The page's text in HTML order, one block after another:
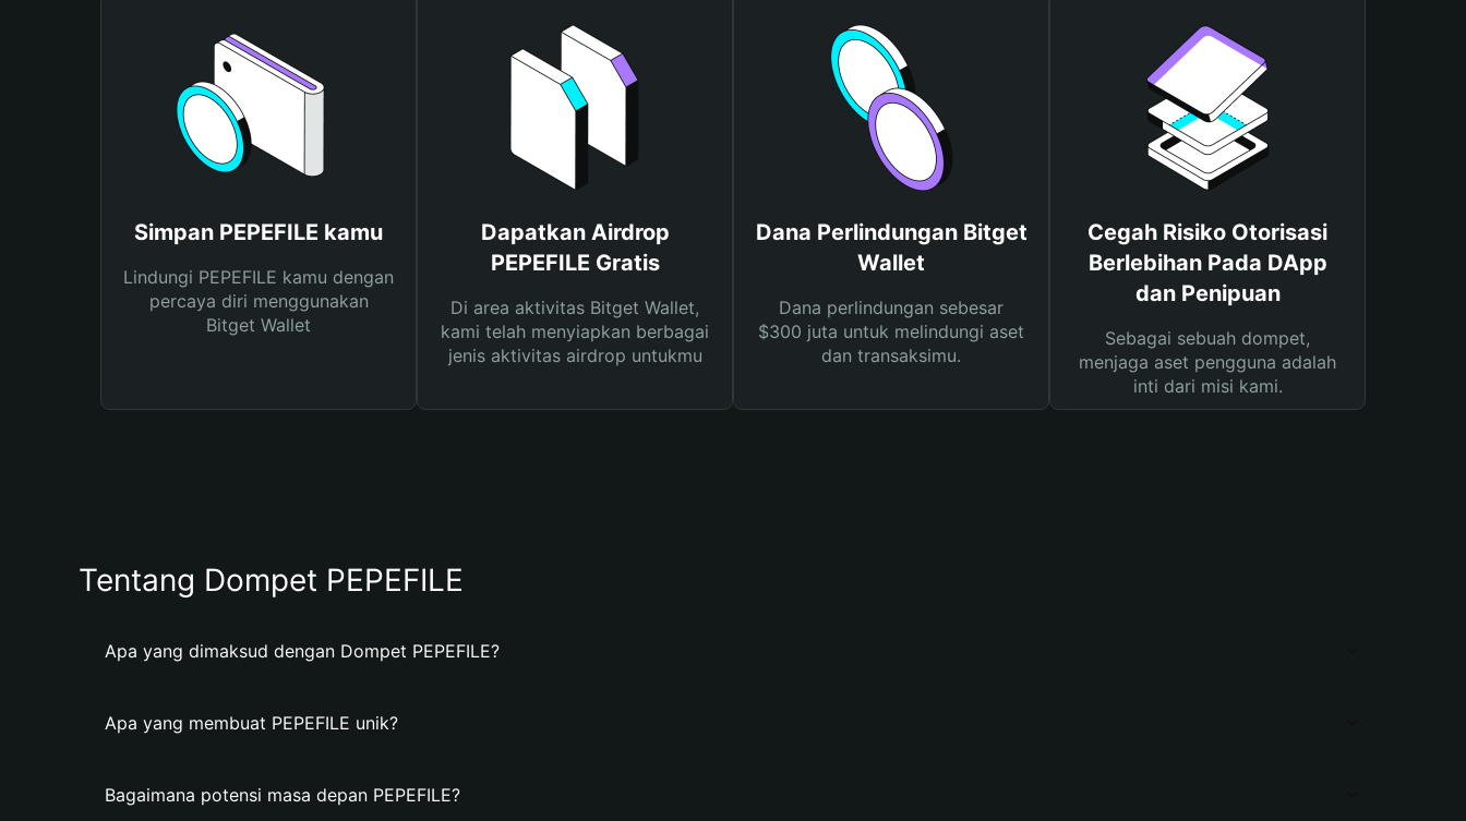
Simpan PEPEFILE kamu
Lindungi PEPEFILE kamu dengan
percaya diri menggunakan
Bitget Wallet
Dapatkan Airdrop
PEPEFILE Gratis
Di area aktivitas Bitget Wallet,
kami telah menyiapkan berbagai
jenis aktivitas airdrop untukmu
Dana Perlindungan Bitget
Wallet
Dana perlindungan sebesar
$300 juta untuk melindungi aset
dan transaksimu.
Cegah Risiko Otorisasi
Berlebihan Pada DApp
dan Penipuan
Sebagai sebuah dompet,
menjaga aset pengguna adalah
inti dari misi kami.
Tentang Dompet PEPEFILE
Apa yang dimaksud dengan Dompet PEPEFILE?
Apa yang membuat PEPEFILE unik?
Bagaimana potensi masa depan PEPEFILE?